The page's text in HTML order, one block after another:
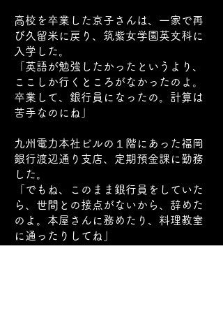
高校を卒業した京子さんは、一家で再
び久留米に戻り、筑紫女学園英文科に
入学した。
「英語が勉強したかったというより、
ここしか行くところがなかったのよ。
卒業して、銀行員になったの。計算は
苦手なのにね」
九州電力本社ビルの１階にあった福岡
銀行渡辺通り支店、定期預金課に勤務
した。
「でもね、このまま銀行員をしていた
ら、世間との接点がないから、辞めた
のよ。本屋さんに務めたり、料理教室
に通ったりしてね」